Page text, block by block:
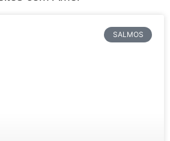
SALMOS